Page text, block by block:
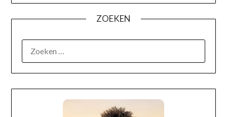
ZOEKEN
OVER MIJ